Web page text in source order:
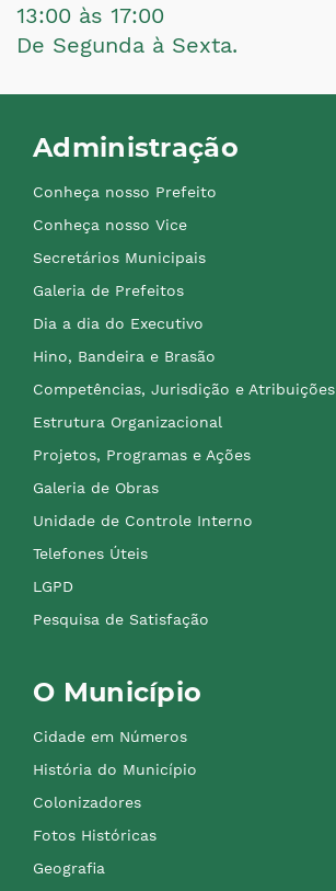
13:00 às 17:00
De Segunda à Sexta.
Administração
Conheça nosso Prefeito
Conheça nosso Vice
Secretários Municipais
Galeria de Prefeitos
Dia a dia do Executivo
Hino, Bandeira e Brasão
Competências, Jurisdição e Atribuições
Estrutura Organizacional
Projetos, Programas e Ações
Galeria de Obras
Unidade de Controle Interno
Telefones Úteis
LGPD
Pesquisa de Satisfação
O Município
Cidade em Números
História do Município
Colonizadores
Fotos Históricas
Geografia